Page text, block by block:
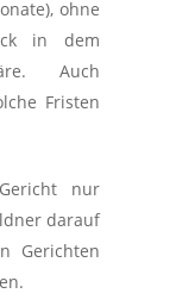
ohne
in dem
Auch
Fristen
nur
darauf
Gerichten